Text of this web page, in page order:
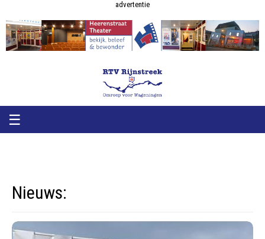
advertentie
☰
Nieuws: